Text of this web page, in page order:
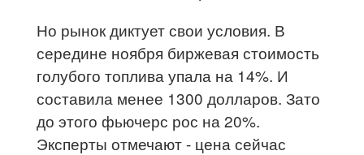
Но рынок диктует свои условия. В
середине ноября биржевая стоимость
голубого топлива упала на 14%. И
составила менее 1300 долларов. Зато
до этого фьючерс рос на 20%.
Эксперты отмечают - цена сейчас